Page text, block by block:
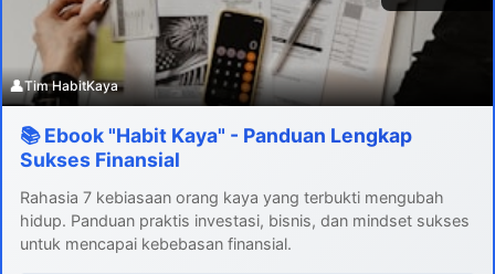
👤Tim HabitKaya
📚 Ebook "Habit Kaya" - Panduan Lengkap
Sukses Finansial
Rahasia 7 kebiasaan orang kaya yang terbukti mengubah
hidup. Panduan praktis investasi, bisnis, dan mindset sukses
untuk mencapai kebebasan finansial.